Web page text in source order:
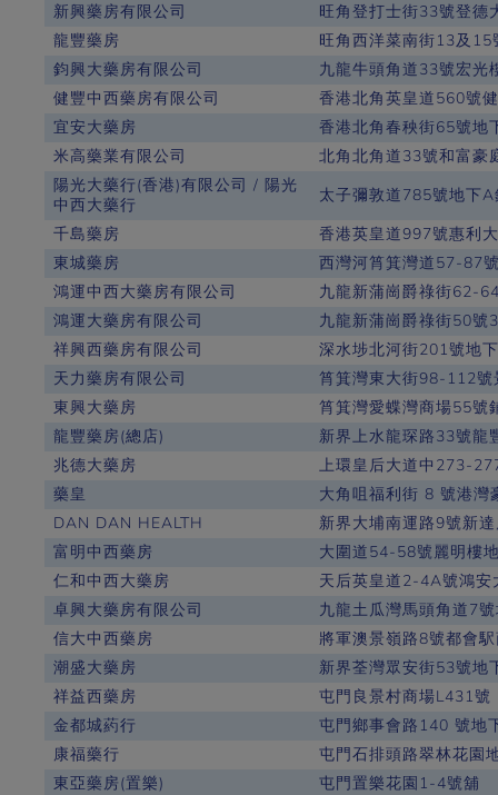
新興藥房有限公司
旺角登打士街33號登德
龍豐藥房
旺角西洋菜南街13及
鈞興大藥房有限公司
九龍牛頭角道33號宏光
健豐中西藥房有限公司
香港北角英皇道560號
宜安大藥房
香港北角春秧街65號地
米高藥業有限公司
北角北角道33號和富豪
陽光大藥行(香港)有限公司 / 陽光
中西大藥行
太子彌敦道785號地下
千島藥房
香港英皇道997號惠利
東城藥房
西灣河筲箕灣道57-87
鴻運中西大藥房有限公司
九龍新蒲崗爵祿街62-
鴻運大藥房有限公司
九龍新蒲崗爵祿街50號
祥興西藥房有限公司
深水埗北河街201號地下
天力藥房有限公司
筲箕灣東大街98-112
東興大藥房
筲箕灣愛蝶灣商場55號
龍豐藥房(總店)
新界上水龍琛路33號龍
兆德大藥房
上環皇后大道中273-
藥皇
大角咀福利街 8 號港
DAN DAN HEALTH
新界大埔南運路9號新
富明中西藥房
大圍道54-58號麗明樓
仁和中西大藥房
天后英皇道2-4A號鴻安
卓興大藥房有限公司
九龍土瓜灣馬頭角道7
信大中西藥房
將軍澳景嶺路8號都會
潮盛大藥房
新界荃灣眾安街53號地
祥益西藥房
屯門良景村商場L431號
金都城葯行
屯門鄉事會路140 號地
康福藥行
屯門石排頭路翠林花園
東亞藥房(置樂)
屯門置樂花園1-4號舖